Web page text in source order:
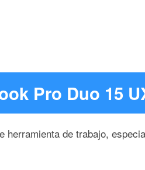
Pro Duo 15
de trabajo,